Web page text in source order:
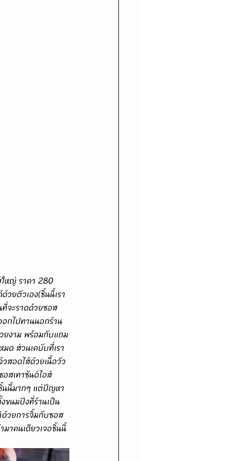
วยตัวเอง(ชิ้นนี้เรา
จะราดด้วยซอส
กไปทานนอกร้าน
ยงาม พร้อมกับแถม
ด ส่วนเคบับที่เรา
สอดไส้ด้วยเนื้อวัว
สเทาซันด์ไอส์
นนี้มากๆ แต่ปัญหา
ขนมปังที่ร้านเป็น
ด้วยการจิ้มกับซอส
าคนเดียวเจอชิ้นนี้